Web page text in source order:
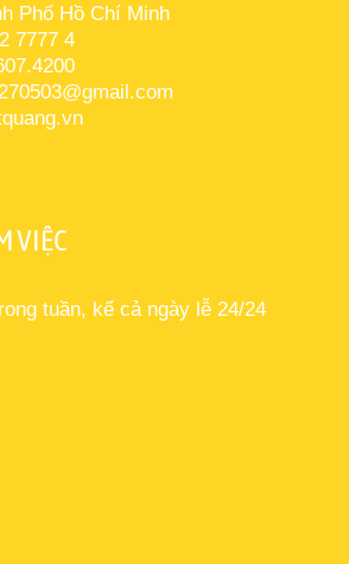
Phố Hồ Chí Minh
7777 4
VIỆC
tuần, kể cả ngày lễ 24/24